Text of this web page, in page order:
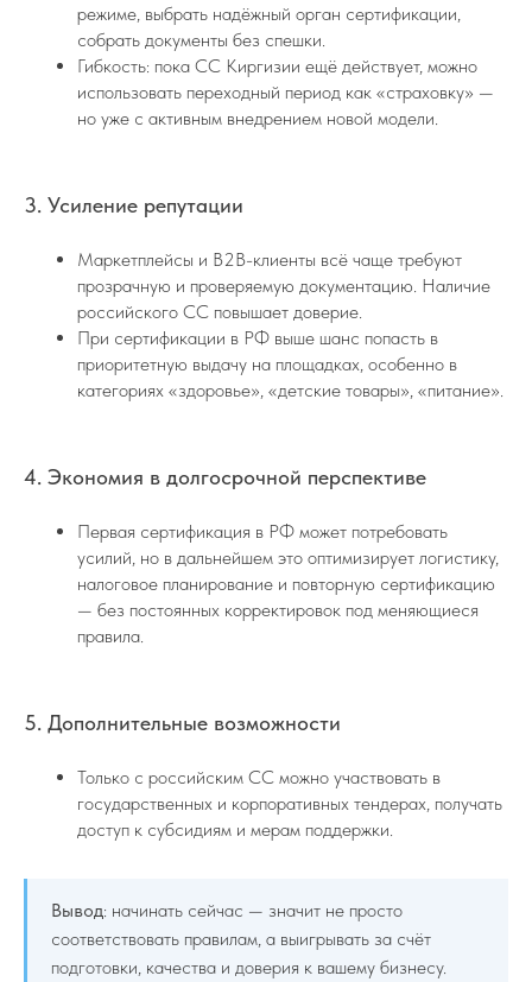
режиме, выбрать надёжный орган сертификации,
собрать документы без спешки.
Гибкость: пока СС Киргизии ещё действует, можно
использовать переходный период как «страховку» —
но уже с активным внедрением новой модели.
3. Усиление репутации
Маркетплейсы и B2B-клиенты всё чаще требуют
прозрачную и проверяемую документацию. Наличие
российского СС повышает доверие.
При сертификации в РФ выше шанс попасть в
приоритетную выдачу на площадках, особенно в
категориях «здоровье», «детские товары», «питание».
4. Экономия в долгосрочной перспективе
Первая сертификация в РФ может потребовать
усилий, но в дальнейшем это оптимизирует логистику,
налоговое планирование и повторную сертификацию
— без постоянных корректировок под меняющиеся
правила.
5. Дополнительные возможности
Только с российским СС можно участвовать в
государственных и корпоративных тендерах, получать
доступ к субсидиям и мерам поддержки.
Вывод: начинать сейчас — значит не просто
соответствовать правилам, а выигрывать за счёт
подготовки, качества и доверия к вашему бизнесу.